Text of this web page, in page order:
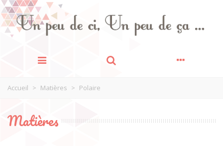
Accueil > Matières > Polaire
Matières